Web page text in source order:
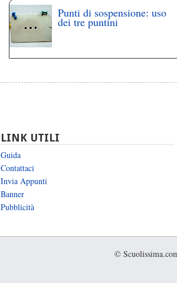
Punti di sospensione: uso
dei tre puntini
LINK UTILI
Guida
Contattaci
Invia Appunti
Banner
Pubblicità
©